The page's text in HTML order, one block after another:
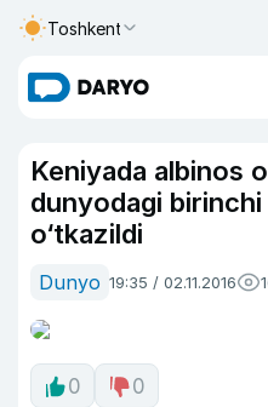
Toshkent
Keniyada albinos
dunyodagi birinchi
o‘tkazildi
Dunyo 19:35 / 02.11.2016
0 0